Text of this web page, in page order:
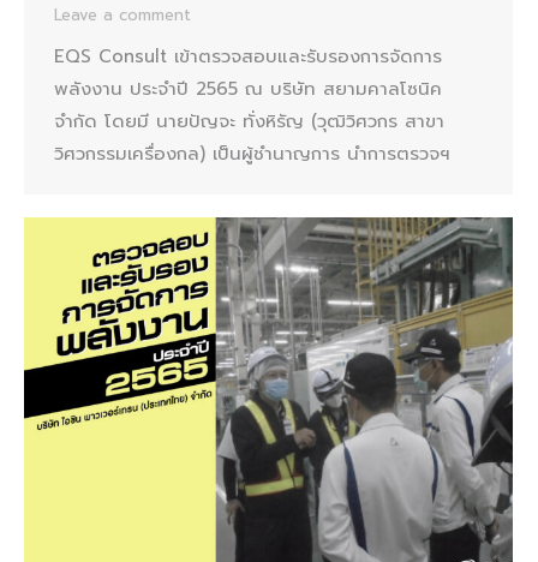
Leave a comment
EQS Consult เข้าตรวจสอบและรับรองการจัดการ
พลังงาน ประจำปี 2565 ณ บริษัท สยามคาลโซนิค
จำกัด โดยมี นายปัญจะ ทั่งหิรัญ (วุฒิวิศวกร สาขา
วิศวกรรมเครื่องกล) เป็นผู้ชำนาญการ นำการตรวจฯ